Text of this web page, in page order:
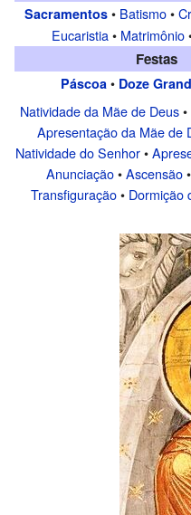
Sacramentos • Batismo•
Eucaristia• Matrimônio
Festas
Páscoa • Doze
Natividade da Mãe de Deus•
Apresentação da Mãe de
Natividade do Senhor•
Anunciação•Ascensão•
Transfiguração• Dormição